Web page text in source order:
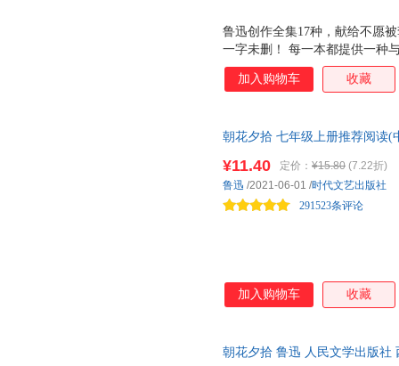
鲁迅创作全集17种，献给不愿
一字未删！ 每一本都提供一种
更清醒地看待我们的爱与恨、
高峰 ：《呐喊》《彷徨》《故
文学宇宙的最小单位 ： 《坟》
的悲欢并不相通 、《三闲集》
《南腔北调集》痛苦而清醒着
加入购物车 收藏
朝花夕拾 七年级上册推荐阅读(
¥11.40 定价： ¥15.80 (7.22折)
291523条评论
鲁迅 /2021-06-01 /时代文艺出版社
加入购物车 收藏
朝花夕拾 鲁迅 人民文学出版社